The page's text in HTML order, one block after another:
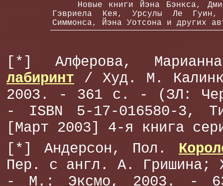
Новые книги Йэна Бэнкса,
Гэвриела Кея, Урсулы Ле Гуин,
Симмонса, Йэна Уотсона и других
[*] Алферова,
лабиринт / Худ. М.
2003. - 361 с. - (ЗЛ:
- ISBN 5-17-016580-3,
[Март 2003] 4-я книга
[*] Андерсон, Пол.
Пер. с англ. А. Гришина;
- М.: Эксмо, 2003. -